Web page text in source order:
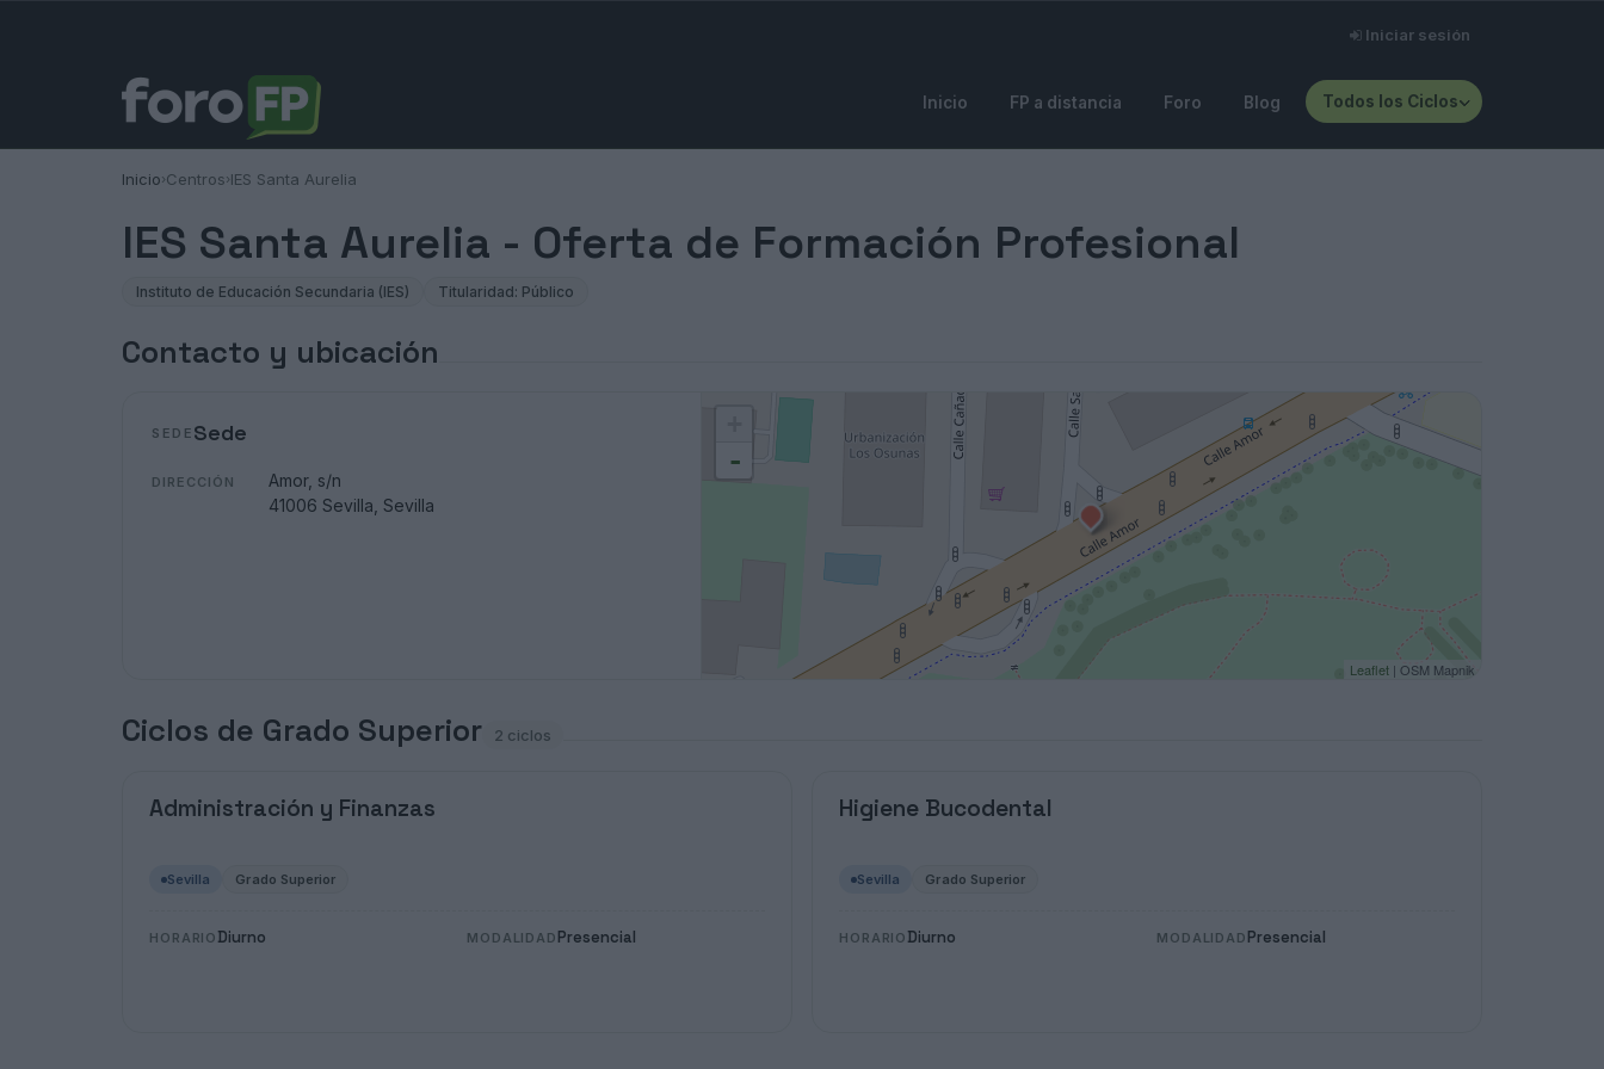
Iniciar sesión
Inicio FP a distancia Foro Blog Todos los Ciclos
Inicio›Centros›IES Santa Aurelia
IES Santa Aurelia - Oferta de Formación Profesional
Instituto de Educación Secundaria (IES) Titularidad: Público
Contacto y ubicación
SEDE Sede
DIRECCIÓN
Amor, s/n
41006 Sevilla, Sevilla
-
Leaflet| OSM Mapnik
Ciclos de Grado Superior 2 ciclos
Administración y Finanzas
Sevilla Grado Superior
HORARIO Diurno MODALIDAD Presencial
Higiene Bucodental
Sevilla Grado Superior
HORARIO Diurno MODALIDAD Presencial